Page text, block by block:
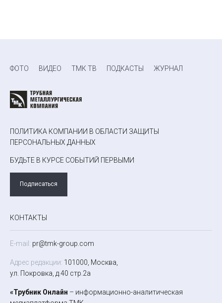
ФОТО ВИДЕО ТМК ТВ ПОДКАСТЫ ЖУРНАЛ
ПОЛИТИКА КОМПАНИИ В ОБЛАСТИ ЗАЩИТЫ
ПЕРСОНАЛЬНЫХ ДАННЫХ
БУДЬТЕ В КУРСЕ СОБЫТИЙ ПЕРВЫМИ
Подписаться
КОНТАКТЫ
E-mail: pr@tmk-group.com
Адрес редакции: 101000, Москва,
ул. Покровка, д.40 стр.2а
«Трубник Онлайн – информационно-аналитическая